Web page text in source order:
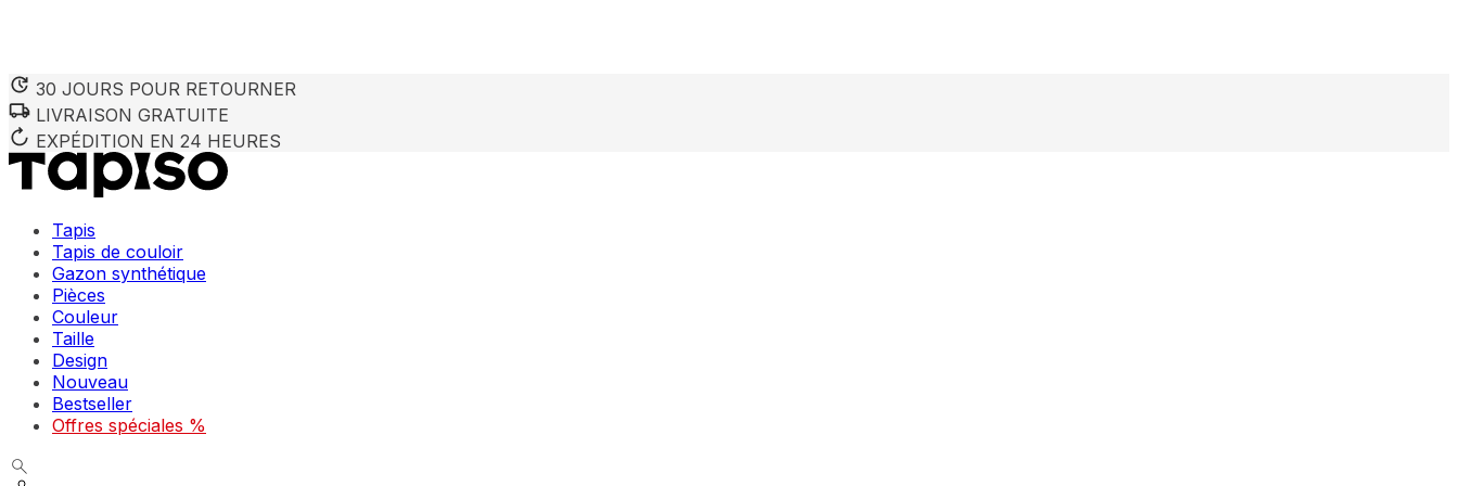
30 JOURS POUR RETOURNER
LIVRAISON GRATUITE
EXPÉDITION EN 24 HEURES
Tapis
Tapis de couloir
Gazon synthétique
Pièces
Couleur
Taille
Design
Nouveau
Bestseller
Offres spéciales %